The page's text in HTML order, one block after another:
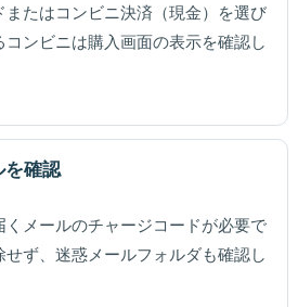
またはコンビニ決済（現金）を選び
コンビニは購入画面の表示を確認し
を確認
くメールのチャージコードが必要で
ず、迷惑メールフォルダも確認し